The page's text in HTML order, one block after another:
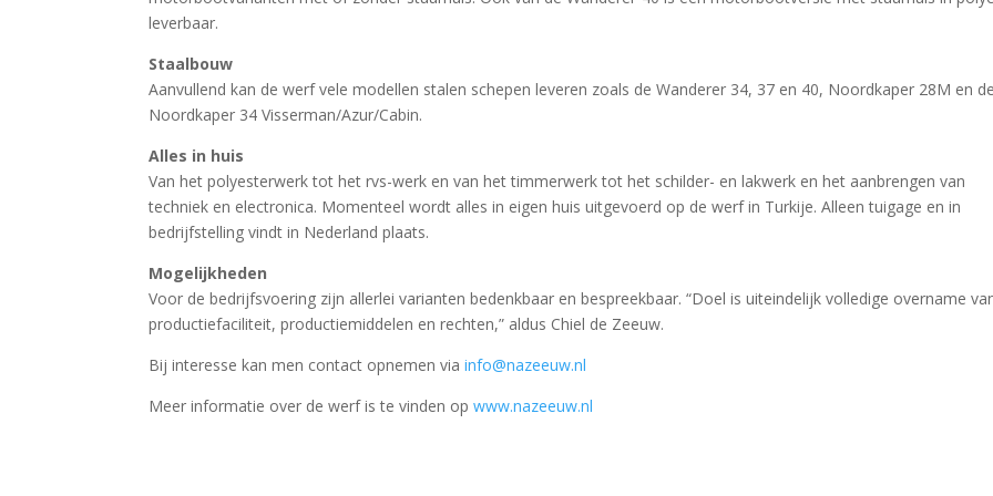
leverbaar.
Staalbouw
Aanvullend kan de werf vele modellen stalen schepen leveren zoals de Wanderer 34, 37 en 40, Noordkaper 28M en
Noordkaper 34 Visserman/Azur/Cabin.
Alles in huis
Van het polyesterwerk tot het rvs-werk en van het timmerwerk tot het schilder- en lakwerk en het aanbrengen van
techniek en electronica. Momenteel wordt alles in eigen huis uitgevoerd op de werf in Turkije. Alleen tuigage en in
bedrijfstelling vindt in Nederland plaats.
Mogelijkheden
Voor de bedrijfsvoering zijn allerlei varianten bedenkbaar en bespreekbaar. “Doel is uiteindelijk volledige overname
productiefaciliteit, productiemiddelen en rechten,” aldus Chiel de Zeeuw.
Bij interesse kan men contact opnemen viainfo@nazeeuw.nl
Meer informatie over de werf is te vinden opwww.nazeeuw.nl